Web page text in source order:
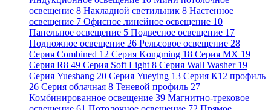
освещение 8 Накладной светильник 8 Настенное
освещение 7 Офисное линейное освещение 10
Панельное освещение 5 Подвесное освещение 17
Подножное освещение 26 Рельсовое освещение 28
Серия Combined 12 Серия Kongming 18 Серия MX 19
Серия R8 49 Серия Soft Light 8 Серия Wall Washer 19
Серия Yueshang 20 Серия Yueying 13 Серия К12 профиль
26 Серия облачная 8 Теневой профиль 27
Комбинированное освещение 39 Магнитно-трековое